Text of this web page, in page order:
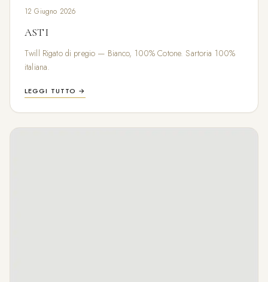
12 Giugno 2026
ASTI
Twill Rigato di pregio — Bianco, 100% Cotone. Sartoria 100%
italiana.
LEGGI TUTTO →